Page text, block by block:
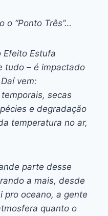
o “Ponto Três”…
Efeito Estufa
tudo – é impactado
vem:
secas
e degradação
temperatura no ar,
parte desse
a mais, desde
pro oceano, a gente
quanto o